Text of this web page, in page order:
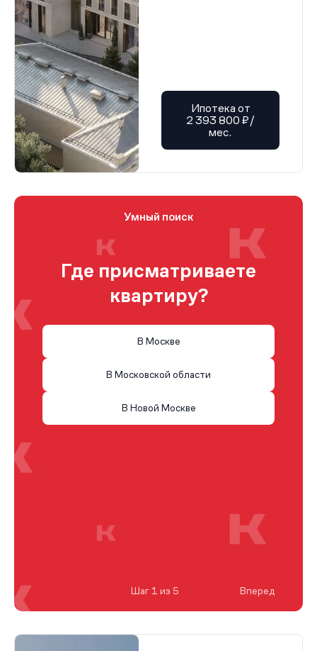
Ипотека от
2 393 800 ₽/
мес.
Умный поиск
Где присматриваете
квартиру?
В Москве
В Московской области
В Новой Москве
Шаг 1 из 5 Вперед